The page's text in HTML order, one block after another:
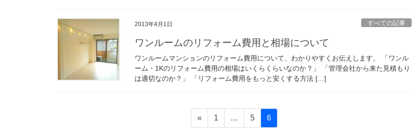
2013年4月1日 すべての記事
ワンルームのリフォーム費用と相場について
ワンルームマンションのリフォーム費用について、わかりやすくお伝えします。 「ワンル
ーム・1Kのリフォーム費用の相場はいくらくらいなのか？」 「管理会社から来た見積もり
は適切なのか？」 「リフォーム費用をもっと安くする方法 […]
«
固
定
1 …
固
定
5
固
定
6